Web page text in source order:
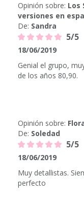
Opinión sobre: Los
versiones en
De: Sandra
5/5
18/06/2019
Genial el grupo,
de los años 80,90.
Opinión sobre:
De: Soledad
5/5
18/06/2019
Muy detallistas.
perfecto